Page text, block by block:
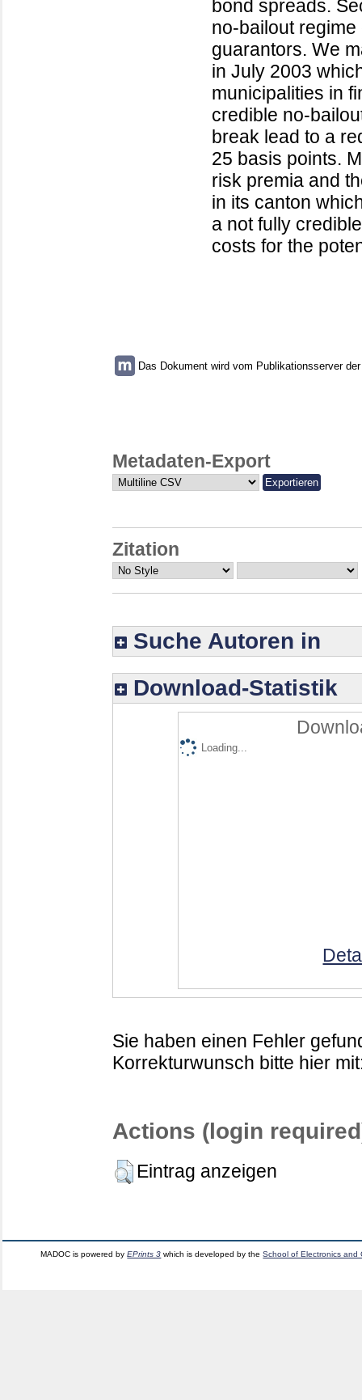
bond spreads.
no-bailout
guarantors. We
in July 2003
municipalities in
credible no-
break lead to a
25 basis points.
risk premia and
in its canton
a not fully
costs for the
Das Dokument wird vom Publikationsserver
Metadaten-Export
Zitation
Suche Autoren in
Download-Statistik
Loading...
Sie haben einen Fehler
Korrekturwunsch bitte hier
Actions (login
Eintrag anzeigen
MADOC is powered byEPrints 3 which is developed by theSchool of Electronics and